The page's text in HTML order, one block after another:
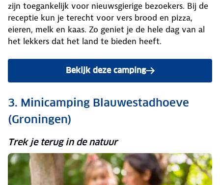
zijn toegankelijk voor nieuwsgierige bezoekers. Bij de
receptie kun je terecht voor vers brood en pizza,
eieren, melk en kaas. Zo geniet je de hele dag van al
het lekkers dat het land te bieden heeft.
Bekijk deze camping
3. Minicamping Blauwestadhoeve
(Groningen)
Trek je terug in de natuur